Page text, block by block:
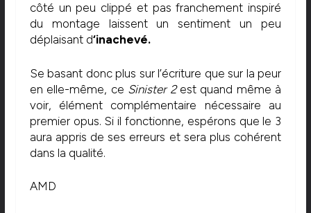
côté un peu clippé et pas franchement inspiré
du montage laissent un sentiment un peu
déplaisant d‘inachevé.
Se basant donc plus sur l’écriture que sur la peur
en elle-même, ce Sinister 2est quand même à
voir, élément complémentaire nécessaire au
premier opus. Si il fonctionne, espérons que le 3
aura appris de ses erreurs et sera plus cohérent
dans la qualité.
AMD